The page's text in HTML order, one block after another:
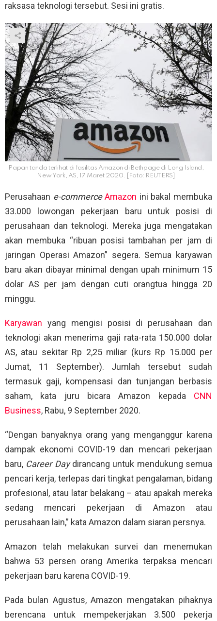
raksasa teknologi tersebut. Sesi ini gratis.
Papan tanda terlihat di fasilitas Amazon di Bethpage di Long Island,
New York, AS, 17 Maret 2020. [Foto: REUTERS]
Perusahaan e-commerce Amazon ini bakal membuka
33.000 lowongan pekerjaan baru untuk posisi di
perusahaan dan teknologi. Mereka juga mengatakan
akan membuka “ribuan posisi tambahan per jam di
jaringan Operasi Amazon” segera. Semua karyawan
baru akan dibayar minimal dengan upah minimum 15
dolar AS per jam dengan cuti orangtua hingga 20
minggu.
Karyawan yang mengisi posisi di perusahaan dan
teknologi akan menerima gaji rata-rata 150.000 dolar
AS, atau sekitar Rp 2,25 miliar (kurs Rp 15.000 per
Jumat, 11 September). Jumlah tersebut sudah
termasuk gaji, kompensasi dan tunjangan berbasis
saham, kata juru bicara Amazon kepada CNN
Business, Rabu, 9 September 2020.
“Dengan banyaknya orang yang menganggur karena
dampak ekonomi COVID-19 dan mencari pekerjaan
baru, Career Daydirancang untuk mendukung semua
pencari kerja, terlepas dari tingkat pengalaman, bidang
profesional, atau latar belakang – atau apakah mereka
sedang mencari pekerjaan di Amazon atau
perusahaan lain,” kata Amazon dalam siaran persnya.
Amazon telah melakukan survei dan menemukan
bahwa 53 persen orang Amerika terpaksa mencari
pekerjaan baru karena COVID-19.
Pada bulan Agustus, Amazon mengatakan pihaknya
berencana untuk mempekerjakan 3.500 pekerja